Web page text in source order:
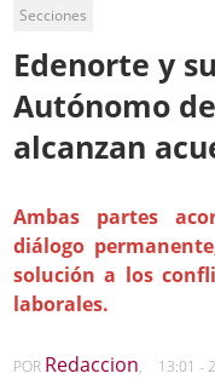
Secciones
Edenorte y
Autónomo
alcanzan
Ambas partes
diálogo
solución a los
laborales.
POR Redaccion, 13:01 -